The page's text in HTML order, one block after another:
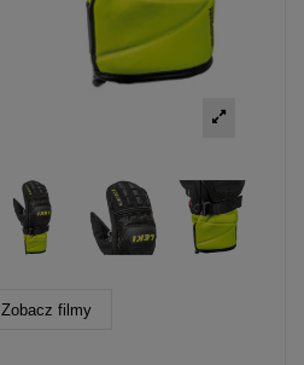
Zobacz filmy